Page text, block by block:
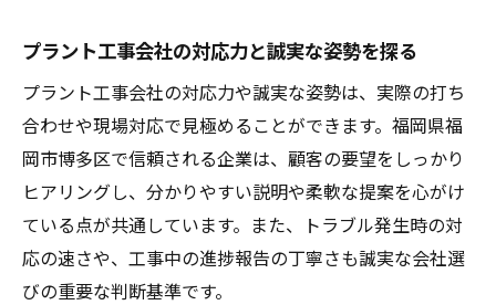
プラント工事会社の対応力と誠実な姿勢を探る
プラント工事会社の対応力や誠実な姿勢は、実際の打ち
合わせや現場対応で見極めることができます。福岡県福
岡市博多区で信頼される企業は、顧客の要望をしっかり
ヒアリングし、分かりやすい説明や柔軟な提案を心がけ
ている点が共通しています。また、トラブル発生時の対
応の速さや、工事中の進捗報告の丁寧さも誠実な会社選
びの重要な判断基準です。